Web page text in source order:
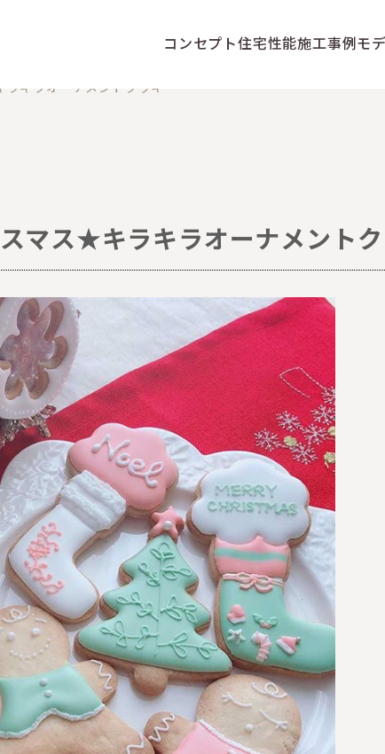
コンセプト住宅性能施工事例モ
キラオーナメントクッキー
マス★キラキラオーナメント